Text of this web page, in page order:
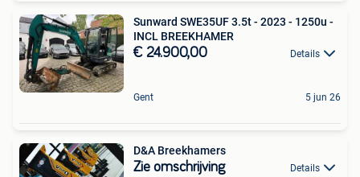
Sunward SWE35UF 3.5t - 2023 - 1250u -
INCL BREEKHAMER
€ 24.900,00 Details
Gent 5 jun 26
D&A Breekhamers
Zie omschrijving Details